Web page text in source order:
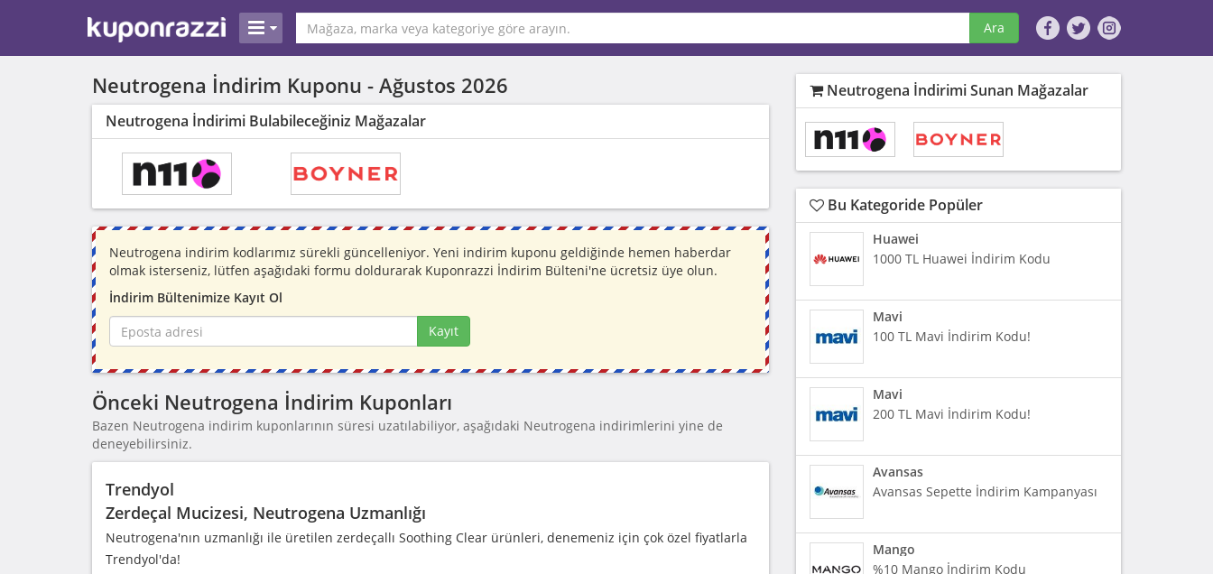
Ara
Neutrogena İndirim Kuponu - Ağustos 2026
Neutrogena İndirimi Bulabileceğiniz Mağazalar
Neutrogena indirim kodlarımız sürekli güncelleniyor. Yeni indirim kuponu geldiğinde hemen haberdar
olmak isterseniz, lütfen aşağıdaki formu doldurarak Kuponrazzi İndirim Bülteni'ne ücretsiz üye olun.
İndirim Bültenimize Kayıt Ol
Kayıt
Önceki Neutrogena İndirim Kuponları
Bazen Neutrogena indirim kuponlarının süresi uzatılabiliyor, aşağıdaki Neutrogena indirimlerini yine de
deneyebilirsiniz.
Trendyol
Zerdeçal Mucizesi, Neutrogena Uzmanlığı
Neutrogena'nın uzmanlığı ile üretilen zerdeçallı Soothing Clear ürünleri, denemeniz için çok özel fiyatlarla
Trendyol'da!
Neutrogena İndirimi Sunan Mağazalar
Bu Kategoride Popüler
Huawei
1000 TL Huawei İndirim Kodu
Mavi
100 TL Mavi İndirim Kodu!
Mavi
200 TL Mavi İndirim Kodu!
Avansas
Avansas Sepette İndirim Kampanyası
Mango
%10 Mango İndirim Kodu